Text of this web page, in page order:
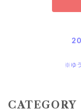
※ゆ
CATEGORY